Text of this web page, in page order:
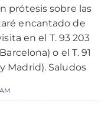
prótesis sobre las
encantado de
en el T. 93 203
o el T. 91
Madrid). Saludos